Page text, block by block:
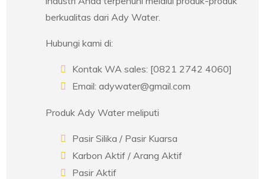
berkualitas dari Ady Water.
Hubungi kami di:
Kontak WA sales: [0821 2742 4060]
Email: adywater@gmail.com
Produk Ady Water meliputi
Pasir Silika / Pasir Kuarsa
Karbon Aktif / Arang Aktif
Pasir Aktif